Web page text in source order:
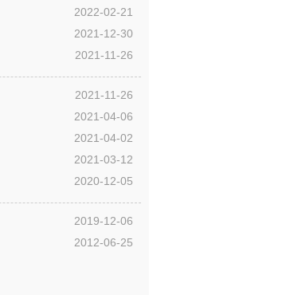
2022-02-21
2021-12-30
2021-11-26
2021-11-26
2021-04-06
2021-04-02
2021-03-12
2020-12-05
2019-12-06
2012-06-25